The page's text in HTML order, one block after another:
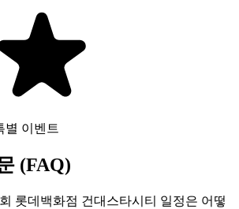
별 이벤트
(FAQ)
롯데백화점 건대스타시티 일정은 어떻